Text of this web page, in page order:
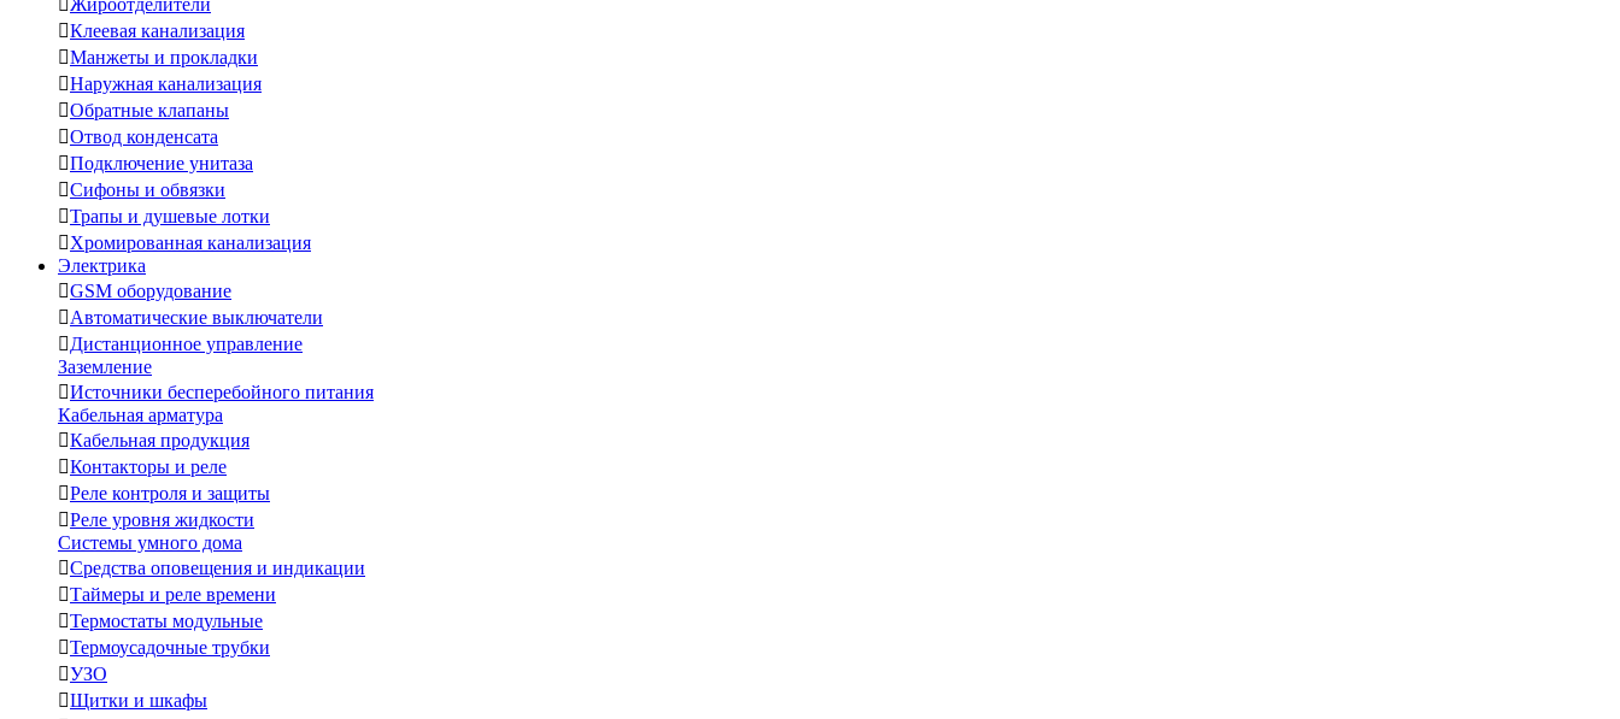
Жироотделители
Клеевая канализация
Манжеты и прокладки
Наружная канализация
Обратные клапаны
Отвод конденсата
Подключение унитаза
Сифоны и обвязки
Трапы и душевые лотки
Хромированная канализация
Электрика
GSM оборудование
Автоматические выключатели
Дистанционное управление
Заземление
Источники бесперебойного питания
Кабельная арматура
Кабельная продукция
Контакторы и реле
Реле контроля и защиты
Реле уровня жидкости
Системы умного дома
Средства оповещения и индикации
Таймеры и реле времени
Термостаты модульные
Термоусадочные трубки
УЗО
Щитки и шкафы